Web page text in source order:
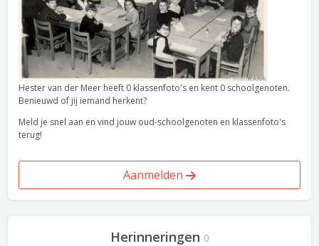
Hester van der Meer heeft 0 klassenfoto's en kent 0 schoolgenoten.
Benieuwd of jij iemand herkent?
Meld je snel aan en vind jouw oud-schoolgenoten en klassenfoto's
terug!
Aanmelden
Herinneringen 0